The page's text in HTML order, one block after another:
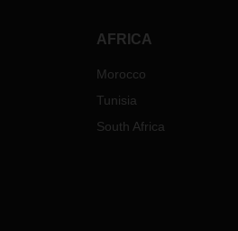
AFRICA
Morocco
Tunisia
South Africa